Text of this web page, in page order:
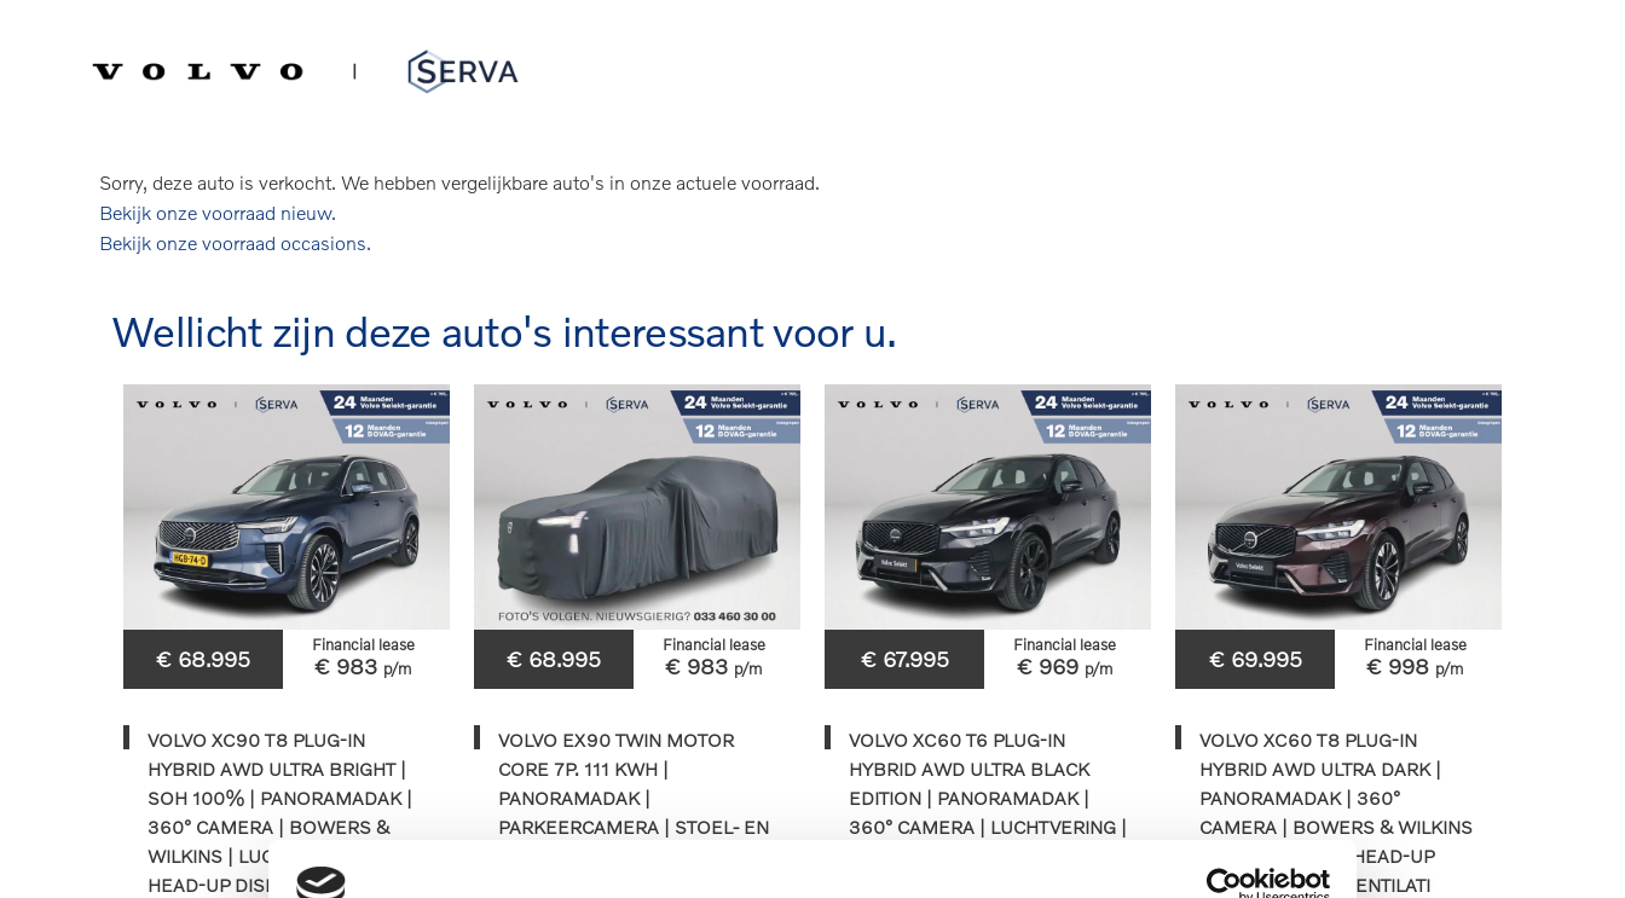
Serva Volvo
Verkocht: Volvo XC90
Sorry, deze auto is verkocht. We hebben vergelijkbare auto's in onze actuele voorraad.
Bekijk onze voorraad nieuw.
Bekijk onze voorraad occasions.
Wellicht zijn deze auto's interessant voor u.
€ 68.995
Financial lease
€ 983 p/m
VOLVO XC90 T8 PLUG-IN
HYBRID AWD ULTRA BRIGHT |
SOH 100% | PANORAMADAK |
360° CAMERA | BOWERS &
WILKINS | LUCHTVERING |
HEAD-UP DISPLAY | S
€ 68.995
Financial lease
€ 983 p/m
VOLVO EX90 TWIN MOTOR
CORE 7P. 111 KWH |
PANORAMADAK |
PARKEERCAMERA | STOEL- EN
€ 67.995
Financial lease
€ 969 p/m
VOLVO XC60 T6 PLUG-IN
HYBRID AWD ULTRA BLACK
EDITION | PANORAMADAK |
360° CAMERA | LUCHTVERING |
€ 69.995
Financial lease
€ 998 p/m
VOLVO XC60 T8 PLUG-IN
HYBRID AWD ULTRA DARK |
PANORAMADAK | 360°
CAMERA | BOWERS & WILKINS
| LUCHTVERING | HEAD-UP
DISPLAY | STOELVENTILATI